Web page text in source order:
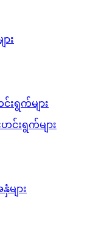
း
က်များ
းရွက်များ
ျား